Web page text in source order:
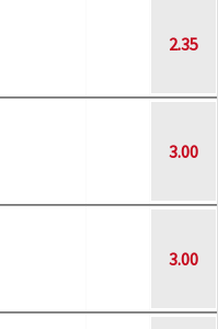
2.35
3.00
3.00